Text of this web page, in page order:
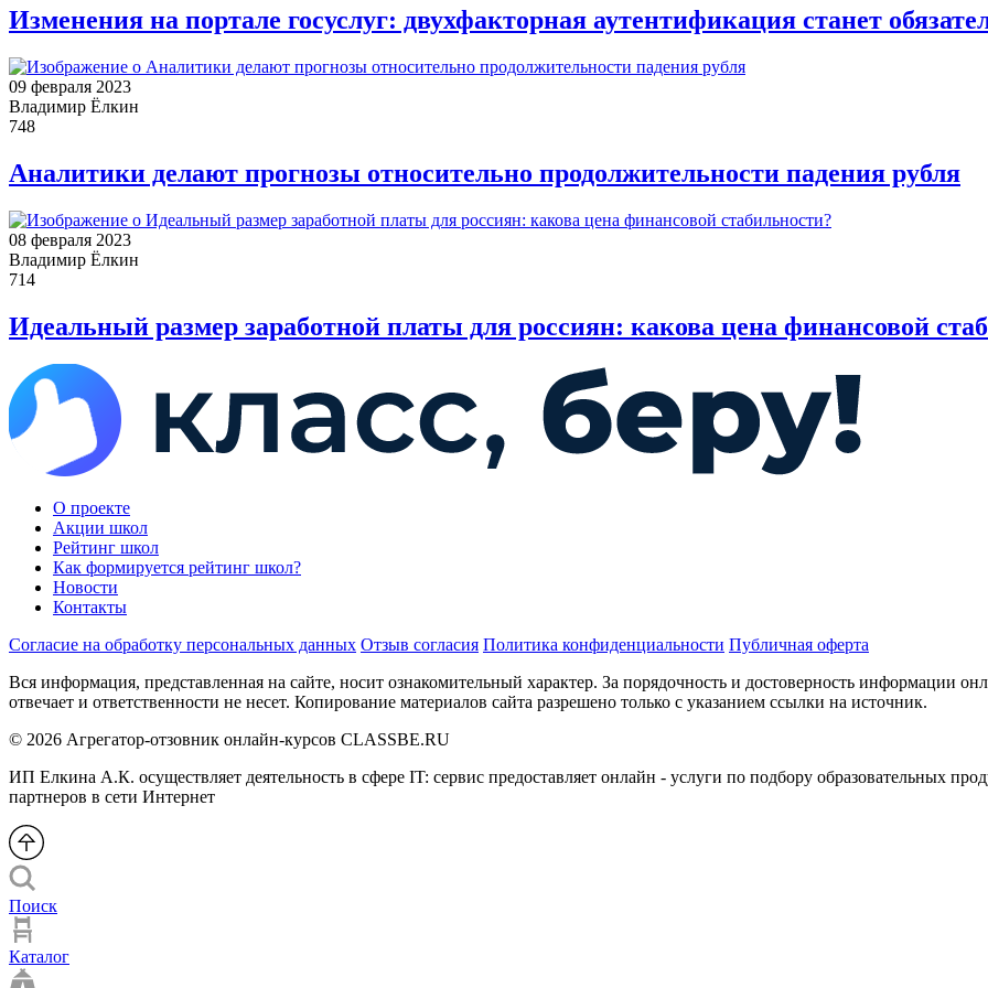
Изменения на портале госуслуг: двухфакторная аутентификация станет
09 февраля 2023
Владимир Ёлкин
748
Аналитики делают прогнозы относительно продолжительности падения рубля
08 февраля 2023
Владимир Ёлкин
714
Идеальный размер заработной платы для россиян: какова цена финансовой
О проекте
Акции школ
Рейтинг школ
Как формируется рейтинг школ?
Новости
Контакты
Согласие на обработку персональных данных Отзыв согласия Политика конфиденциальности Публичная оферта
Вся информация, представленная на сайте, носит ознакомительный характер. За порядочность и достоверность информации
отвечает и ответственности не несет. Копирование материалов сайта разрешено только с указанием ссылки на источник.
© 2026 Агрегатор-отзовник онлайн-курсов CLASSBE.RU
ИП Елкина А.К. осуществляет деятельность в сфере IT: сервис предоставляет онлайн - услуги по подбору образовательных
партнеров в сети Интернет
Поиск
Каталог